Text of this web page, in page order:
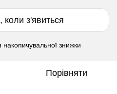
коли з'явиться
знижки
Порівняти